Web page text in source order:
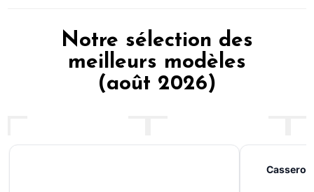
Notre sélection des
meilleurs modèles
(août 2026)